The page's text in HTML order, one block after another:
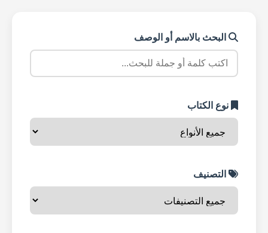
البحث بالاسم أو الوصف
نوع الكتاب
التصنيف